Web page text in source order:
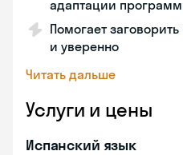
адаптации
Помогает
и уверенно
Читать дальше
Услуги и цены
Испанский язык